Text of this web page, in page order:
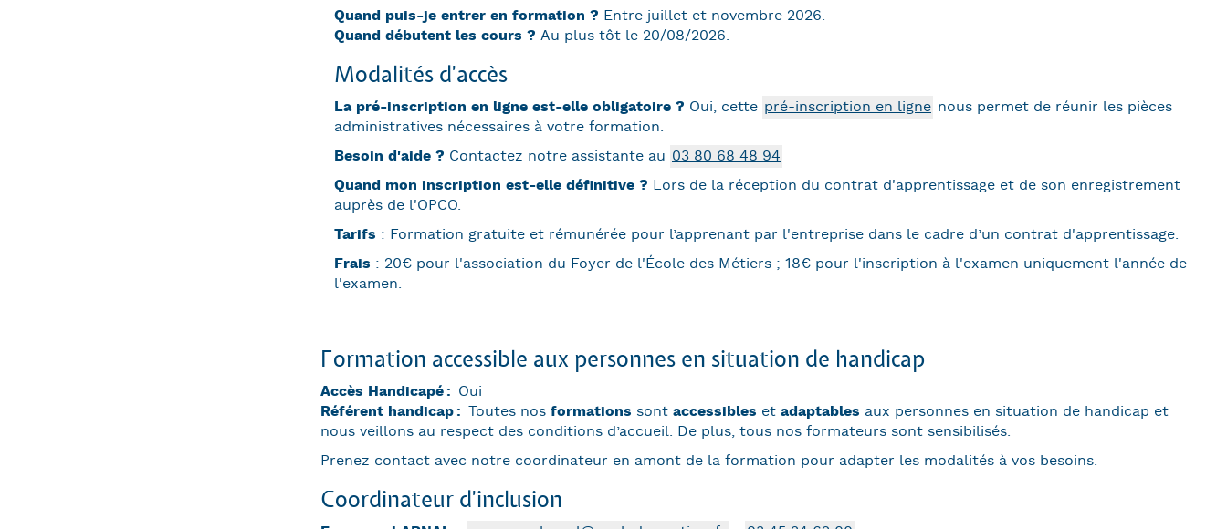
Quand puis-je entrer en formation ? Entre juillet et novembre 2026.
Quand débutent les cours ? Au plus tôt le 20/08/2026.
Modalités d'accès
La pré-inscription en ligne est-elle obligatoire ? Oui, cette pré-inscription en ligne nous permet de réunir les pièces
administratives nécessaires à votre formation.
Besoin d'aide ? Contactez notre assistante au 03 80 68 48 94
Quand mon inscription est-elle définitive ? Lors de la réception du contrat d'apprentissage et de son enregistrement
auprès de l'OPCO.
Tarifs : Formation gratuite et rémunérée pour l’apprenant par l'entreprise dans le cadre d’un contrat d'apprentissage.
Frais : 20€ pour l'association du Foyer de l'École des Métiers ; 18€ pour l'inscription à l'examen uniquement l'année de
l'examen.
Formation accessible aux personnes en situation de handicap
Accès Handicapé
Oui
Référent handicap
Toutes nos formations sont accessibles et adaptables aux personnes en situation de handicap et
nous veillons au respect des conditions d’accueil. De plus, tous nos formateurs sont sensibilisés.
Prenez contact avec notre coordinateur en amont de la formation pour adapter les modalités à vos besoins.
Coordinateur d'inclusion